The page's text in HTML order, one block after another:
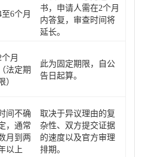
至6个月
书，申请人需在2个月
内答复，审查时间将
延长。
个月
（法定期
）
此为固定期限，自公
告日起算。
间不确
，通常
月到两
以上
取决于异议理由的复
杂性、双方提交证据
的速度以及官方审理
排期。